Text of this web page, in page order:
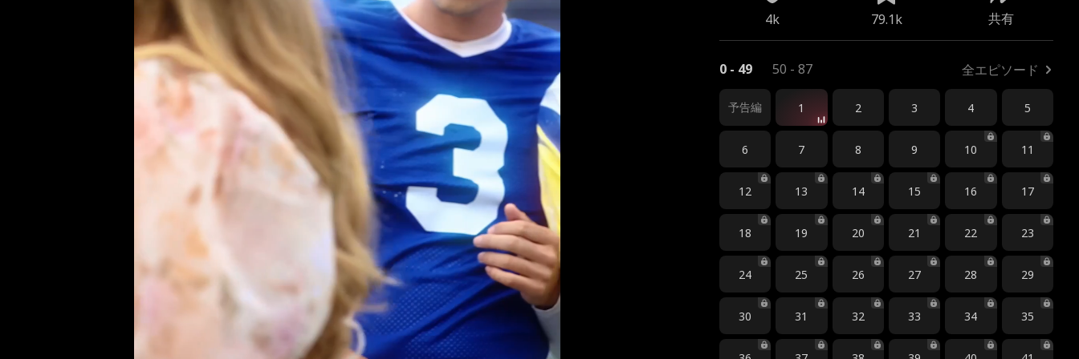
4k 79.1k 共有
0 - 49 50 - 87 全エピソード
予告編 1 2 3 4 5
6 7 8 9 10 11
12 13 14 15 16 17
18 19 20 21 22 23
24 25 26 27 28 29
30 31 32 33 34 35